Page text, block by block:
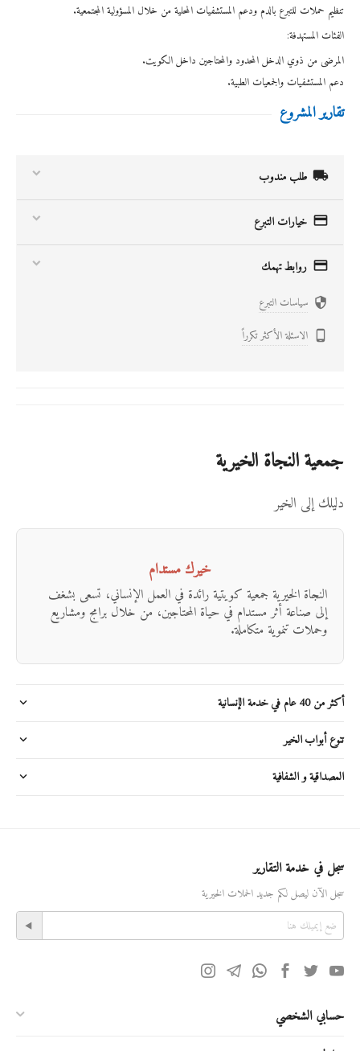
تنظيم حملات للتبرع بالدم ودعم المستشفيات المحلية من خلال المسؤولية المجتمعية.
الفئات المستهدفة:
المرضى من ذوي الدخل المحدود والمحتاجين داخل الكويت.
دعم المستشفيات والجمعيات الطبية.
تقارير المشروع
 طلب مندوب
 خيارات التبرع
 روابط تهمك
 سياسات التبرع
 الاسئلة الأكثر تكرراً
جمعية النجاة الخيرية
دليلك إلى الخير
خيرك مستدام
النجاة الخيرية جمعية كويتية رائدة في العمل الإنساني، تسعى بشغف
إلى صناعة أثر مستدام في حياة المحتاجين، من خلال برامج ومشاريع
وحملات تنموية متكاملة.
أكثر من 40 عام في خدمة الإنسانية
تنوع أبواب الخير
المصداقية و الشفافية
سجل في خدمة التقارير
سجل الآن ليصل لكم جديد الحملات الخيرية
حسابي الشخصي